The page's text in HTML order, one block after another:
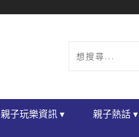
親子玩樂資訊 ▾ 親子熱話 ▾